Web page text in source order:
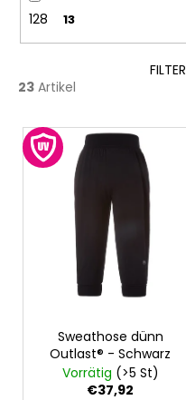
128 13
23 Artikel
L
i
Sweathose dünn
Outlast® - Schwarz
Vorrätig (>5 St)
€37,92